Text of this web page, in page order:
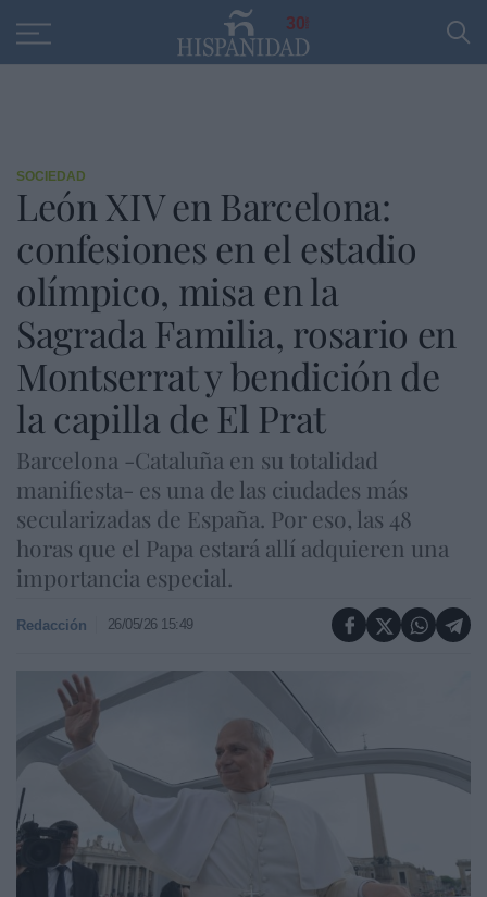
30
SOCIEDAD
León XIV en Barcelona:
confesiones en el estadio
olímpico, misa en la
Sagrada Familia, rosario en
Montserrat y bendición de
la capilla de El Prat
Barcelona -Cataluña en su totalidad
manifiesta- es una de las ciudades más
secularizadas de España. Por eso, las 48
horas que el Papa estará allí adquieren una
importancia especial.
Redacción 26/05/26 15:49